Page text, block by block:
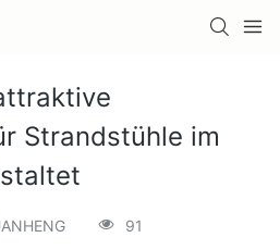
Strandstühle im
91